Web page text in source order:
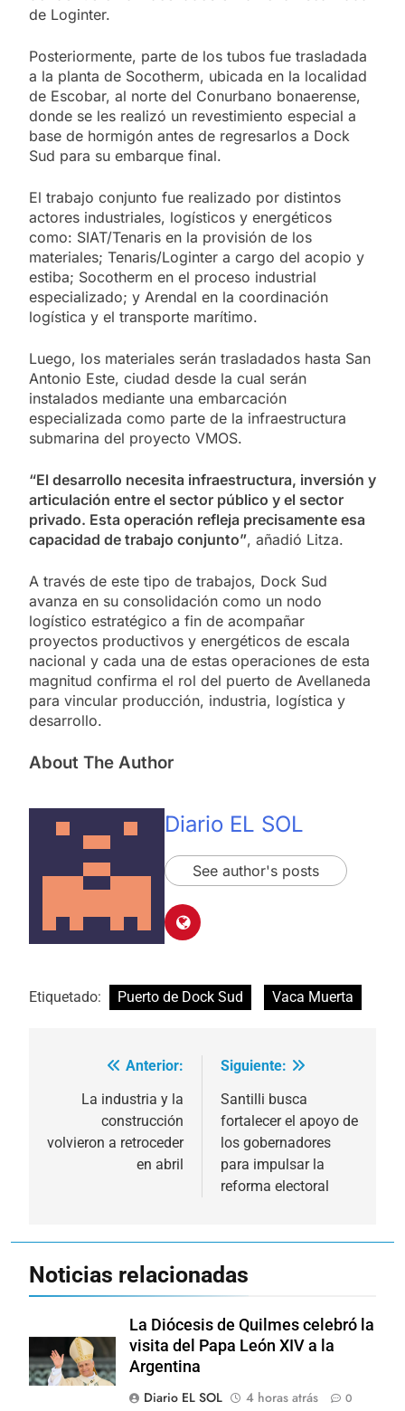
de Loginter.
Posteriormente, parte de los tubos fue trasladada
a la planta de Socotherm, ubicada en la localidad
de Escobar, al norte del Conurbano bonaerense,
donde se les realizó un revestimiento especial a
base de hormigón antes de regresarlos a Dock
Sud para su embarque final.
El trabajo conjunto fue realizado por distintos
actores industriales, logísticos y energéticos
como: SIAT/Tenaris en la provisión de los
materiales; Tenaris/Loginter a cargo del acopio y
estiba; Socotherm en el proceso industrial
especializado; y Arendal en la coordinación
logística y el transporte marítimo.
Luego, los materiales serán trasladados hasta San
Antonio Este, ciudad desde la cual serán
instalados mediante una embarcación
especializada como parte de la infraestructura
submarina del proyecto VMOS.
“El desarrollo necesita infraestructura, inversión y
articulación entre el sector público y el sector
privado. Esta operación refleja precisamente esa
capacidad de trabajo conjunto”, añadió Litza.
A través de este tipo de trabajos, Dock Sud
avanza en su consolidación como un nodo
logístico estratégico a fin de acompañar
proyectos productivos y energéticos de escala
nacional y cada una de estas operaciones de esta
magnitud confirma el rol del puerto de Avellaneda
para vincular producción, industria, logística y
desarrollo.
About The Author
Diario EL SOL
See author's posts
Etiquetado: Puerto de Dock Sud Vaca Muerta
Navegación
entradas
Anterior:
La industria y la
construcción
volvieron a retroceder
en abril
Siguiente:
Santilli busca
fortalecer el apoyo de
los gobernadores
para impulsar la
reforma electoral
Noticias relacionadas
La Diócesis de Quilmes celebró la
visita del Papa León XIV a la
Argentina
Diario EL SOL
4 horas atrás 0